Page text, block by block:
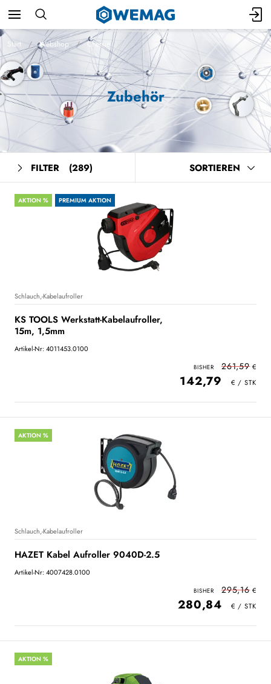
Start Webshop Chemie
Zubehör
FILTER (289) SORTIEREN
AKTION % PREMIUM AKTION
Schlauch,-Kabelaufroller
KS TOOLS Werkstatt-Kabelaufroller,
15m, 1,5mm
Artikel-Nr: 4011453.0100
261,59
142,79
AKTION %
Schlauch,-Kabelaufroller
HAZET Kabel Aufroller 9040D-2.5
Artikel-Nr: 4007428.0100
295,16
280,84
AKTION %